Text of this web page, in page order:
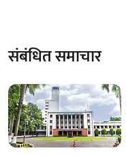
संबंधित समाचार